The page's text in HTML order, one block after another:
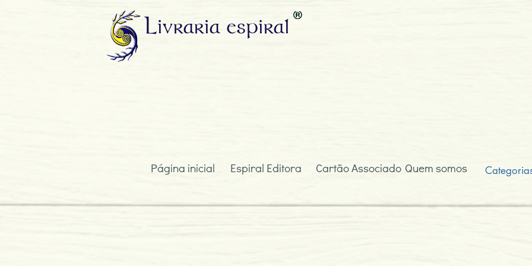
Livraria espiral
Página inicial Espiral Editora Cartão Associado Quem somos